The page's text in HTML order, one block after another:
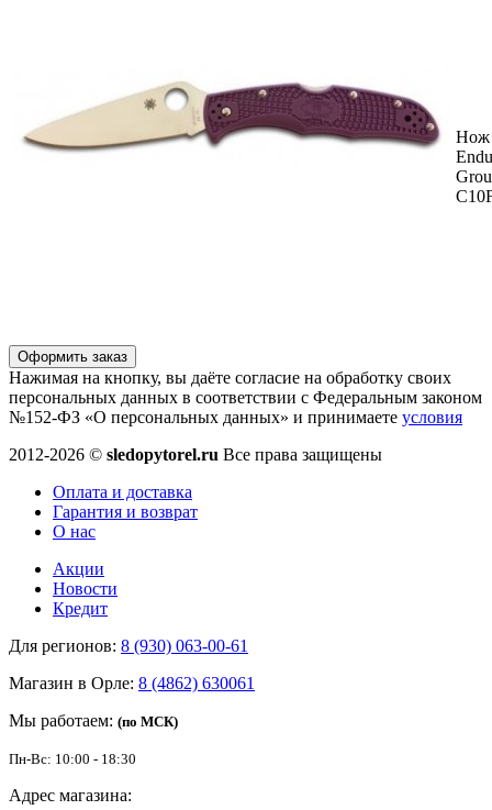
Нож
Оформить заказ
Нажимая на кнопку, вы даёте согласие на обработку своих
персональных данных в соответствии с Федеральным законом
№152-ФЗ «О персональных данных» и принимаете условия
2012-2026 © sledopytorel.ru Все права защищены
Оплата и доставка
Гарантия и возврат
О нас
Акции
Новости
Кредит
Для регионов: 8 (930) 063-00-61
Магазин в Орле: 8 (4862) 630061
Мы работаем: (по МСК)
Пн-Вс: 10:00 - 18:30
Адрес магазина: